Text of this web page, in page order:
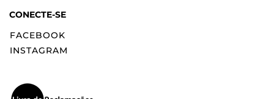
CONECTE-SE
FACEBOOK
INSTAGRAM